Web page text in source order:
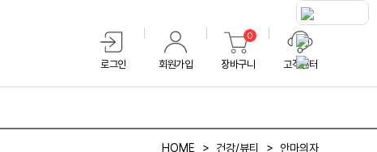
로그인 회원가입
0
장바구니 고객센터
HOME 건강/뷰티 안마의자